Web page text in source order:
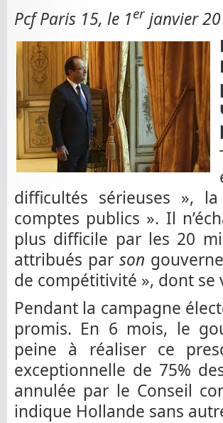
Pcf Paris 15, le 1er janvier
difficultés sérieuses »,
comptes publics ». Il
plus difficile par les 20
attribués parson
de compétitivité », dont se
Pendant la campagne
promis. En 6 mois, le
peine à réaliser ce
exceptionnelle de 75%
annulée par le Conseil
indique Hollande sans